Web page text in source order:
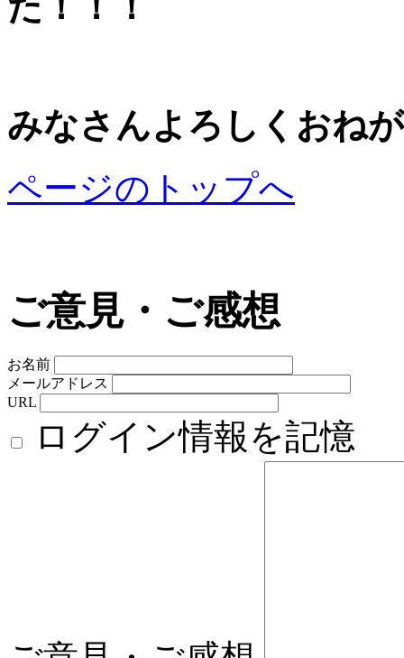
みなさんよろしくおね
ページのトップへ
ご意見・ご感想
お名前
メールアドレス
URL
ログイン情報を記憶